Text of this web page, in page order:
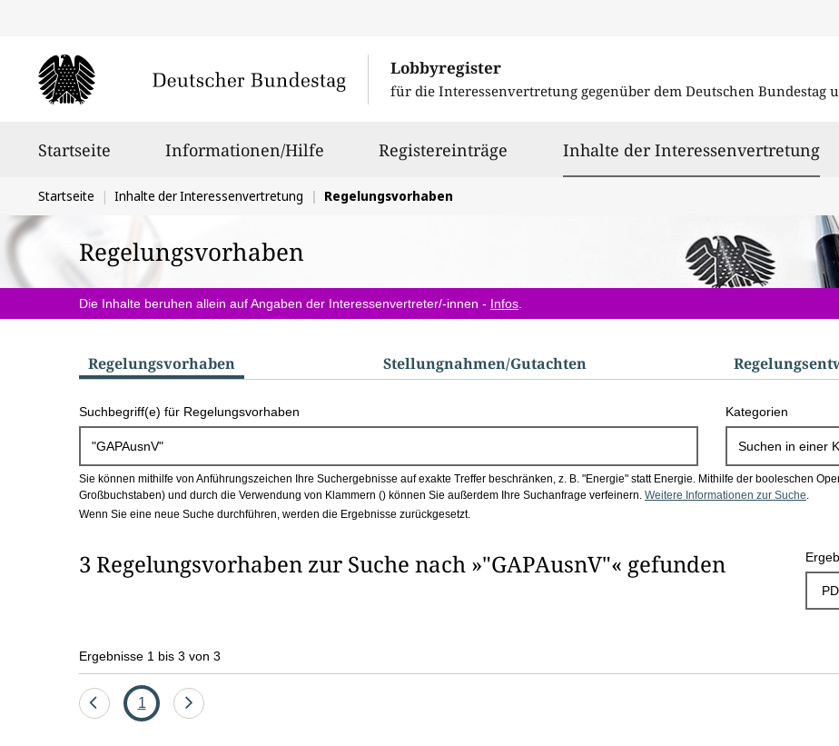
Lobbyregister
für die Interessenvertretung gegenüber dem Deutschen Bundestag
Startseite Informationen/Hilfe Registereinträge Inhalte der Interessenvertretung
Sie
befinden
sich
hier:
Startseite Inhalte der Interessenvertretung Regelungsvorhaben
Regelungsvorhaben
Die Inhalte beruhen allein auf Angaben der Interessenvertreter/-innen - Infos
S
u
c
h
b
x
Regelungs­vorhaben Stellungnahmen/​Gutachten
Suchbegriff(e) für Regelungsvorhaben Kategorien
Suchen in einer
Sie können mithilfe von Anführungszeichen Ihre Suchergebnisse auf exakte Treffer beschränken, z. B. "Energie" statt Energie. Mithilfe der booleschen
Großbuchstaben) und durch die Verwendung von Klammern () können Sie außerdem Ihre Suchanfrage verfeinern. Weitere Informationen zur Suche.
Wenn Sie eine neue Suche durchführen, werden die Ergebnisse zurückgesetzt.
3 Regelungsvorhaben zur Suche nach »"GAPAusnV"« gefunden
Ergebnisse 1 bis 3 von 3
Eine
Seite
1
Eine